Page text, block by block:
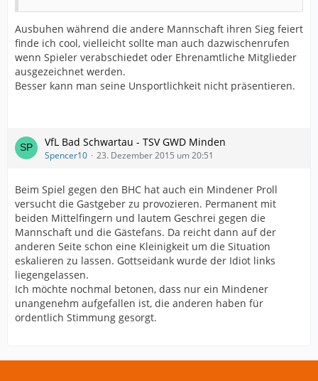
Ausbuhen während die andere Mannschaft ihren Sieg feiert
finde ich cool, vielleicht sollte man auch dazwischenrufen
wenn Spieler verabschiedet oder Ehrenamtliche Mitglieder
ausgezeichnet werden.
Besser kann man seine Unsportlichkeit nicht präsentieren.
VfL Bad Schwartau - TSV GWD Minden
Spencer10 23. Dezember 2015 um 20:51
Beim Spiel gegen den BHC hat auch ein Mindener Proll
versucht die Gastgeber zu provozieren. Permanent mit
beiden Mittelfingern und lautem Geschrei gegen die
Mannschaft und die Gästefans. Da reicht dann auf der
anderen Seite schon eine Kleinigkeit um die Situation
eskalieren zu lassen. Gottseidank wurde der Idiot links
liegengelassen.
Ich möchte nochmal betonen, dass nur ein Mindener
unangenehm aufgefallen ist, die anderen haben für
ordentlich Stimmung gesorgt.